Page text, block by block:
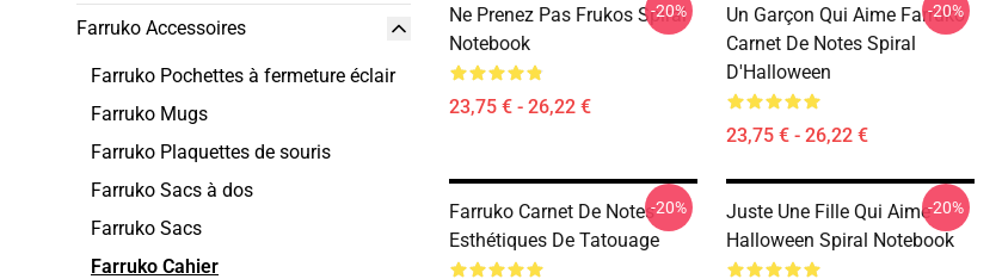
Farruko Accessoires
Farruko Pochettes à fermeture éclair
Farruko Mugs
Farruko Plaquettes de souris
Farruko Sacs à dos
Farruko Sacs
Farruko Cahier
Ne Prenez Pas Frukos Spiral
Notebook
23,75 € - 26,22 €
-20%
Un Garçon Qui Aime Farruko
Carnet De Notes Spiral
D'Halloween
23,75 € - 26,22 €
-20%
Farruko Carnet De Notes
Esthétiques De Tatouage
-20%
Juste Une Fille Qui Aime
Halloween Spiral Notebook
-20%